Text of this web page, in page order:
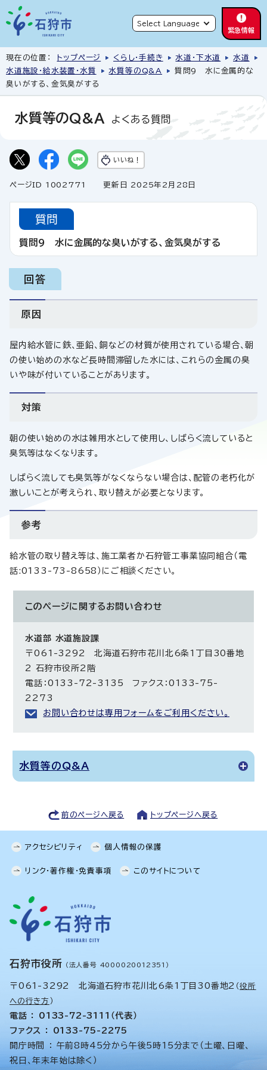
緊急情報
現在の位置： トップページ くらし・手続き 水道・下水道
水道
水道施設・給水装置・水質
水質等のQ&A
質問9 水に金属的な
臭いがする、金気臭がする
水質等のQ&A よくある質問
いいね！
ページID 1002771 更新日 2025年2月28日
質問
質問9 水に金属的な臭いがする、金気臭がする
回答
原因
屋内給水管に鉄、亜鉛、銅などの材質が使用されている場合、朝
の使い始めの水など長時間滞留した水には、これらの金属の臭
いや味が付いていることがあります。
対策
朝の使い始めの水は雑用水として使用し、しばらく流していると
臭気等はなくなります。
しばらく流しても臭気等がなくならない場合は、配管の老朽化が
激しいことが考えられ、取り替えが必要となります。
参考
給水管の取り替え等は、施工業者か石狩管工事業協同組合（電
話:0133-73-8658）にご相談ください。
このページに関する お問い合わせ
水道部 水道施設課
〒061-3292 北海道石狩市花川北6条1丁目30番地
2 石狩市役所2階
電話：0133-72-3135 ファクス：0133-75-
2273
お問い合わせは専用フォームをご利用ください。
水質等のQ&A
前のページへ戻る トップページへ戻る
アクセシビリティ 個人情報の保護
リンク・著作権・免責事項 このサイトについて
石狩市役所 （法人番号 4000020012351）
〒061-3292 北海道石狩市花川北6条1丁目30番地2 （役所
への行き方 ）
電話 ： 0133-72-3111（代表）
ファクス ： 0133-75-2275
開庁時間 ： 午前8時45分から午後5時15分まで（土曜、日曜、
祝日、年末年始は除く）